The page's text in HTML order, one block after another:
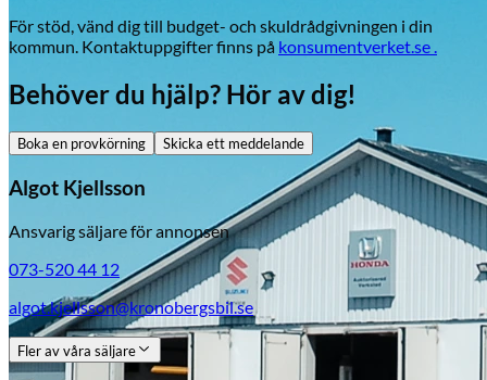
För stöd, vänd dig till budget- och skuldrådgivningen i din
kommun. Kontaktuppgifter finns på konsumentverket.se .
Behöver du hjälp? Hör av dig!
Boka en provkörning Skicka ett meddelande
Algot Kjellsson
Ansvarig säljare för annonsen
073-520 44 12
algot.kjellsson@kronobergsbil.se
Fler av våra säljare